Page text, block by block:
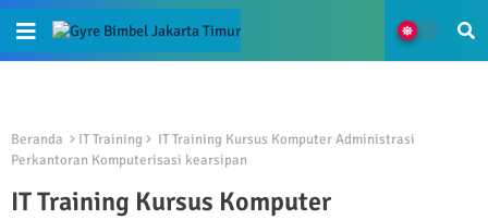
Beranda IT Training
IT Training Kursus Komputer Administrasi
Perkantoran Komputerisasi kearsipan
IT Training Kursus Komputer